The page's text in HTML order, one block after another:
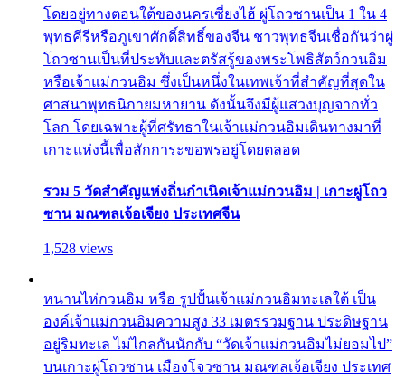
โดยอยู่ทางตอนใต้ของนครเซี่ยงไฮ้ ผู่โถวซานเป็น 1 ใน 4
พุทธคีรีหรือภูเขาศักดิ์สิทธิ์ของจีน ชาวพุทธจีนเชื่อกันว่าผู่
โถวซานเป็นที่ประทับและตรัสรู้ของพระโพธิสัตว์กวนอิม
หรือเจ้าแม่กวนอิม ซึ่งเป็นหนึ่งในเทพเจ้าที่สำคัญที่สุดใน
ศาสนาพุทธนิกายมหายาน ดังนั้นจึงมีผู้แสวงบุญจากทั่ว
โลก โดยเฉพาะผู้ที่ศรัทธาในเจ้าแม่กวนอิมเดินทางมาที่
เกาะแห่งนี้เพื่อสักการะขอพรอยู่โดยตลอด
รวม 5 วัดสำคัญแห่งถิ่นกำเนิดเจ้าแม่กวนอิม | เกาะผู่โถว
ซาน มณฑลเจ้อเจียง ประเทศจีน
1,528 views
หนานไห่กวนอิม หรือ รูปปั้นเจ้าแม่กวนอิมทะเลใต้ เป็น
องค์เจ้าแม่กวนอิมความสูง 33 เมตรรวมฐาน ประดิษฐาน
อยู่ริมทะเล ไม่ไกลกันนักกับ “วัดเจ้าแม่กวนอิมไม่ยอมไป”
บนเกาะผู่โถวซาน เมืองโจวซาน มณฑลเจ้อเจียง ประเทศ